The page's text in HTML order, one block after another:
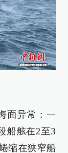
面异常：一
船舷在2至3
缩在狭窄船